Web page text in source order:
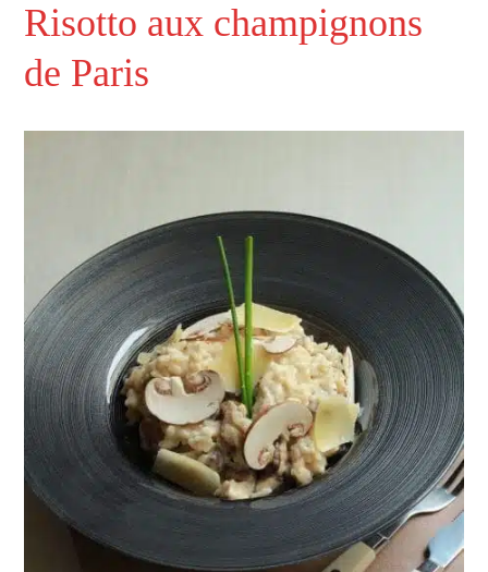
Risotto aux champignons
de Paris